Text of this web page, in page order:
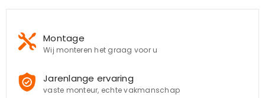
Montage
Wij monteren het graag voor u
Jarenlange ervaring
vaste monteur, echte vakmanschap